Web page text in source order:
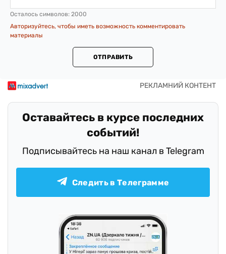
Осталось символов: 2000
Авторизуйтесь, чтобы иметь возможность комментировать
материалы
ОТПРАВИТЬ
Оставайтесь в курсе последних
событий!
Подписывайтесь на наш канал в Telegram
Следить в Телеграмме